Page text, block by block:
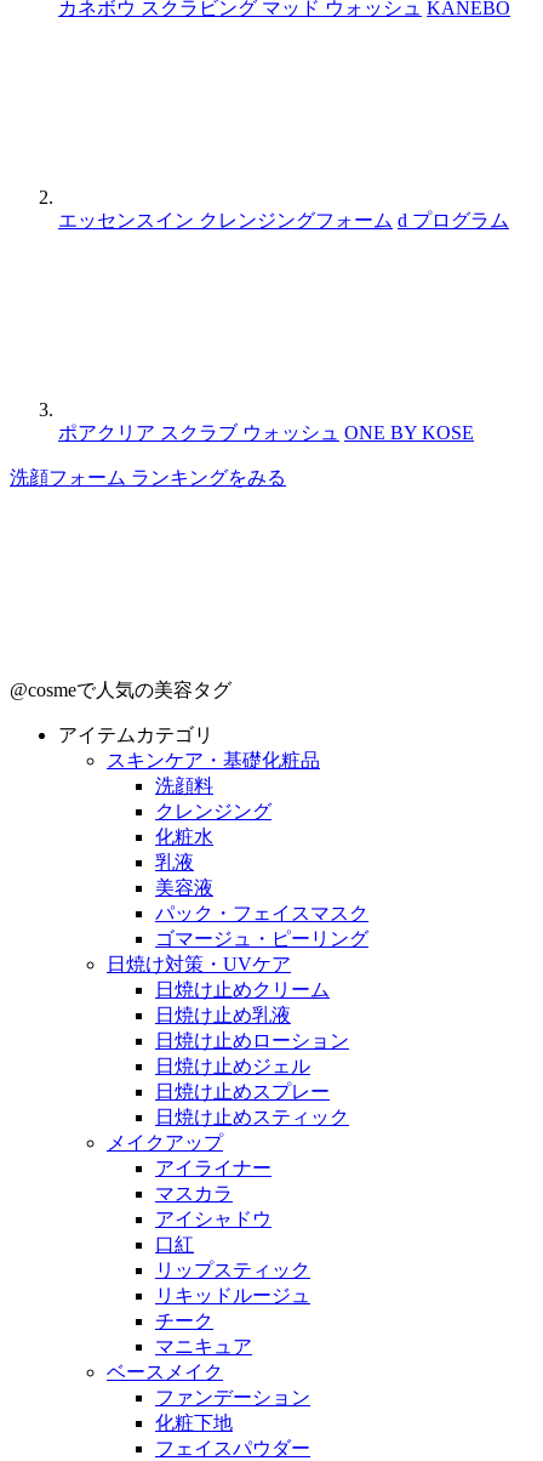
カネボウ スクラビング マッド ウォッシュ KANEBO
エッセンスイン クレンジングフォーム d プログラム
ポアクリア スクラブ ウォッシュ ONE BY KOSE
洗顔フォーム ランキングをみる
@cosmeで人気の美容タグ
アイテムカテゴリ
スキンケア・基礎化粧品
洗顔料
クレンジング
化粧水
乳液
美容液
パック・フェイスマスク
ゴマージュ・ピーリング
日焼け対策・UVケア
日焼け止めクリーム
日焼け止め乳液
日焼け止めローション
日焼け止めジェル
日焼け止めスプレー
日焼け止めスティック
メイクアップ
アイライナー
マスカラ
アイシャドウ
口紅
リップスティック
リキッドルージュ
チーク
マニキュア
ベースメイク
ファンデーション
化粧下地
フェイスパウダー